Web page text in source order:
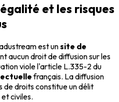
et les risques
est unsite de
aucun droit de diffusion sur les
viole l'article L.335-2 du
français. La diffusion
de droits constitue un délit
civiles.